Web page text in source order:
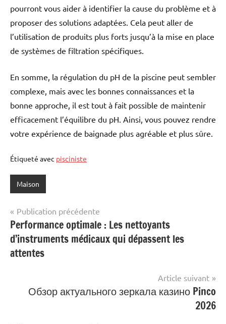
pourront vous aider à identifier la cause du problème et à
proposer des solutions adaptées. Cela peut aller de
l’utilisation de produits plus forts jusqu’à la mise en place
de systèmes de filtration spécifiques.
En somme, la régulation du pH de la piscine peut sembler
complexe, mais avec les bonnes connaissances et la
bonne approche, il est tout à fait possible de maintenir
efficacement l’équilibre du pH. Ainsi, vous pouvez rendre
votre expérience de baignade plus agréable et plus sûre.
Étiqueté avec pisciniste
Maison
Navigation
de
l’article
Publication précédente
Performance optimale : Les nettoyants
d’instruments médicaux qui dépassent les
attentes
Article suivant
Обзор актуального зеркала казино Pinco
2026